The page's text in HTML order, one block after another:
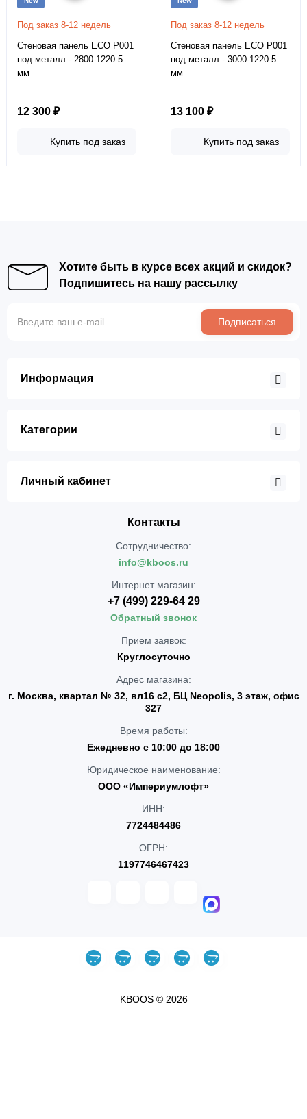
Под заказ 8-12 недель
Стеновая панель ECO P001
под металл - 2800-1220-5
мм
12 300 ₽
Купить под заказ
Под заказ 8-12 недель
Стеновая панель ECO P001
под металл - 3000-1220-5
мм
13 100 ₽
Купить под заказ
Хотите быть в курсе всех акций и скидок?
Подпишитесь на нашу рассылку
Подписаться
Информация
Категории
Личный кабинет
Контакты
Сотрудничество:
info@kboos.ru
Интернет магазин:
+7 (499) 229-64 29
Обратный звонок
Прием заявок:
Круглосуточно
Адрес магазина:
г. Москва, квартал № 32, вл16 с2, БЦ Neopolis, 3 этаж, офис
327
Время работы:
Ежедневно с 10:00 до 18:00
Юридическое наименование:
ООО «Империумлофт»
ИНН:
7724484486
ОГРН:
1197746467423
KBOOS © 2026